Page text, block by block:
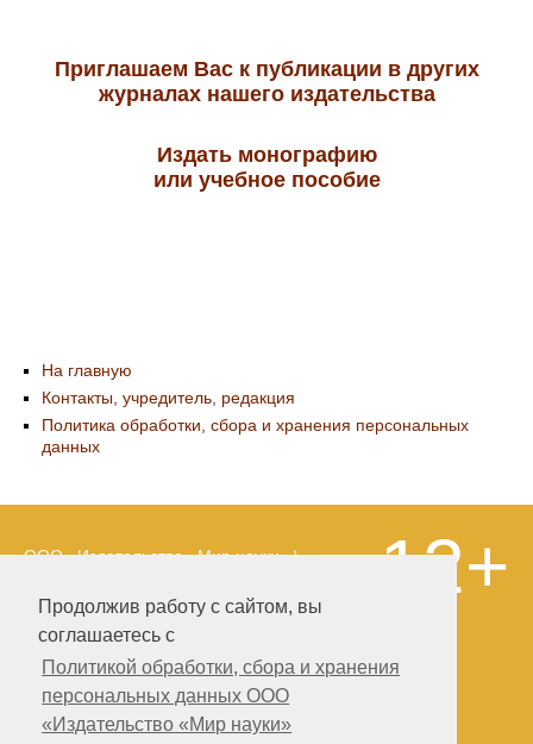
Продолжив работу с сайтом, вы
соглашаетесь с
Политикой обработки, сбора и хранения
персональных данных ООО
«Издательство «Мир науки»
Приглашаем Вас к публикации в других
журналах нашего издательства
Издать монографию
или учебное пособие
На главную
Контакты, учредитель, редакция
Политика обработки, сбора и хранения персональных
данных
ООО «Издательство «Мир науки» \
LLC Материалы, размещенные на сайте,
охраняются Законом о защите авторских
прав. Публикация любых материалов
этого сайта запрещена без
предварительного согласования с
издательством. Авторские права на
размещенные на сайте научные
12+